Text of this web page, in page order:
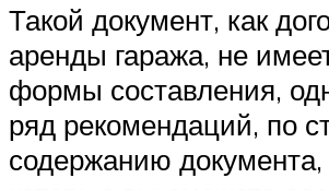
Такой документ, как
аренды гаража, не
формы составления,
ряд рекомендаций, по
содержанию